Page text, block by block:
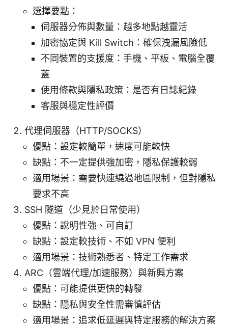
選擇要點：
伺服器分佈與數量：越多地點越靈活
加密協定與 Kill Switch：確保洩漏風險低
不同裝置的支援度：手機、平板、電腦全覆
蓋
使用條款與隱私政策：是否有日誌紀錄
客服與穩定性評價
代理伺服器（HTTP/SOCKS）
優點：設定較簡單，速度可能較快
缺點：不一定提供強加密，隱私保護較弱
適用場景：需要快速繞過地區限制，但對隱私
要求不高
SSH 隧道（少見於日常使用）
優點：說明性強、可自訂
缺點：設定較技術、不如 VPN 便利
適用場景：技術熟悉者、特定工作需求
ARC（雲端代理/加速服務）與新興方案
優點：可能提供更快的轉發
缺點：隱私與安全性需審慎評估
適用場景：追求低延遲與特定服務的解決方案